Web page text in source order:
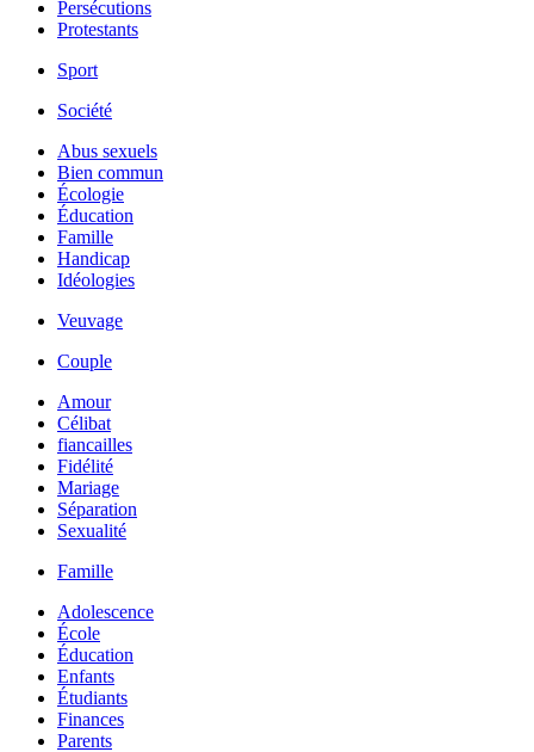
Persécutions
Protestants
Sport
Société
Abus sexuels
Bien commun
Écologie
Éducation
Famille
Handicap
Idéologies
Veuvage
Couple
Amour
Célibat
fiancailles
Fidélité
Mariage
Séparation
Sexualité
Famille
Adolescence
École
Éducation
Enfants
Étudiants
Finances
Parents